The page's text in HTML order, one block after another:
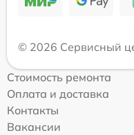
© 2026 Сервисный
Стоимость ремонта
Оплата и доставка
Контакты
Вакансии